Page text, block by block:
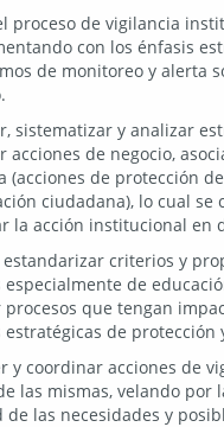
proceso de vigilancia
con los énfasis
de monitoreo y alerta
sistematizar y analizar
acciones de negocio,
(acciones de protección
ciudadana), lo cual se
la acción institucional en
criterios y
especialmente de
que tengan
estratégicas de protección
y coordinar acciones de
las mismas, velando
las necesidades y